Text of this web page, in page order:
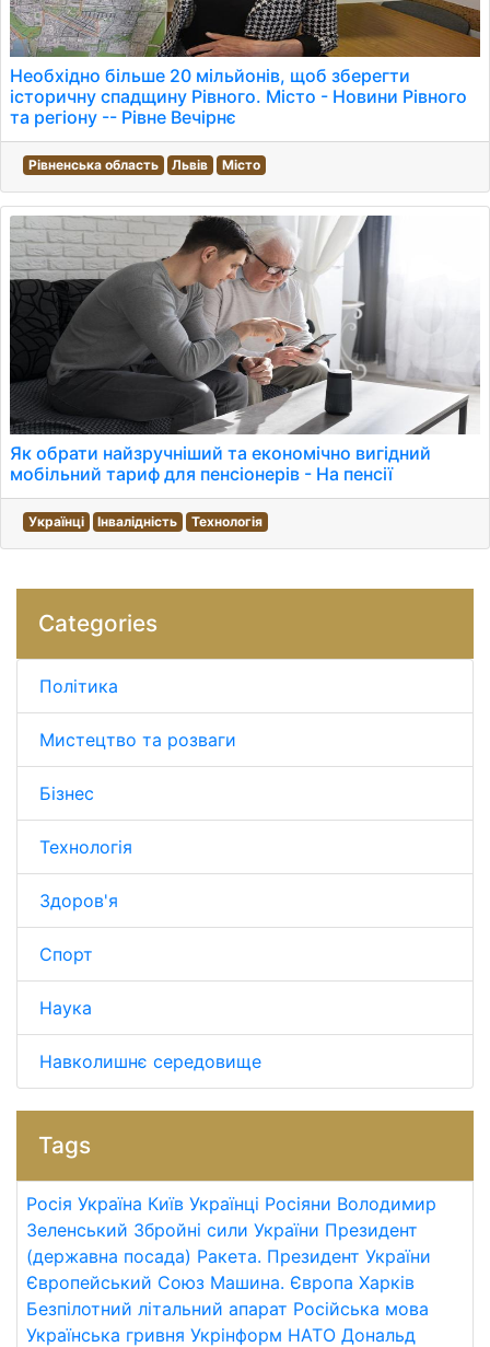
Необхідно більше 20 мільйонів, щоб зберегти
історичну спадщину Рівного. Місто - Новини Рівного
та регіону -- Рівне Вечірнє
Рівненська область Львів Місто
Як обрати найзручніший та економічно вигідний
мобільний тариф для пенсіонерів - На пенсії
Українці Інвалідність Технологія
Categories
Політика
Мистецтво та розваги
Бізнес
Технологія
Здоров'я
Спорт
Наука
Навколишнє середовище
Tags
Росія Україна Київ Українці Росіяни Володимир
Зеленський Збройні сили України Президент
(державна посада) Ракета. Президент України
Європейський Союз Машина. Європа Харків
Безпілотний літальний апарат Російська мова
Українська гривня Укрінформ НАТО Дональд